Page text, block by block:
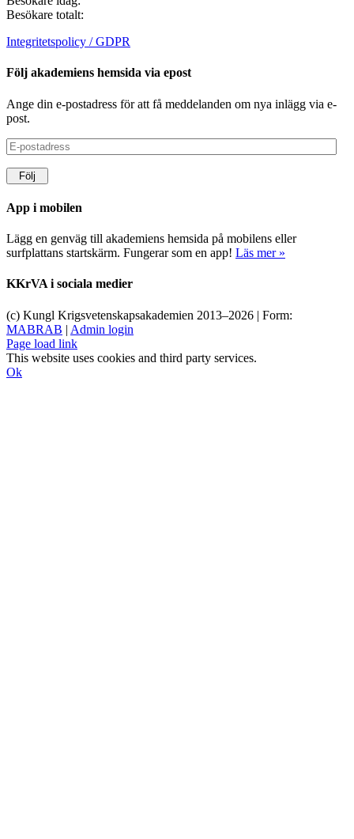
Besökare totalt:
Integritetspolicy / GDPR
Följ akademiens hemsida via epost
Ange din e-postadress för att få meddelanden om nya inlägg via e-
post.
E-
postadress
Följ
App i mobilen
Lägg en genväg till akademiens hemsida på mobilens eller
surfplattans startskärm. Fungerar som en app! Läs mer »
KKrVA i sociala medier
(c) Kungl Krigsvetenskapsakademien 2013–2026 | Form:
MABRAB | Admin login
Page load link
This website uses cookies and third party services.
Ok